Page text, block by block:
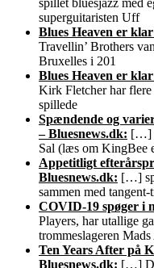
spillet bluesjazz med
superguitaristen Uff
Blues Heaven er
Travellin’ Brothers
Bruxelles i 201
Blues Heaven er
Kirk Fletcher har
spillede
Spændende og
– Bluesnews.dk: […]
Sal (læs om KingBee
Appetitligt
Bluesnews.dk: […]
sammen med
COVID-19 spøger i
Players, har utallige
trommeslageren Mads
Ten Years After på
Bluesnews.dk: […]